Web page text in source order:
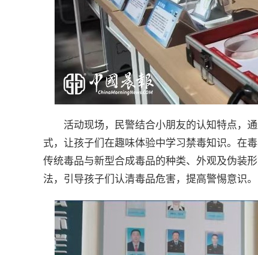
活动现场，民警结合小朋友的认知特点，
式，让孩子们在趣味体验中学习禁毒知识。在
传统毒品与新型合成毒品的种类、外观及伪装
法，引导孩子们认清毒品危害，提高警惕意识。